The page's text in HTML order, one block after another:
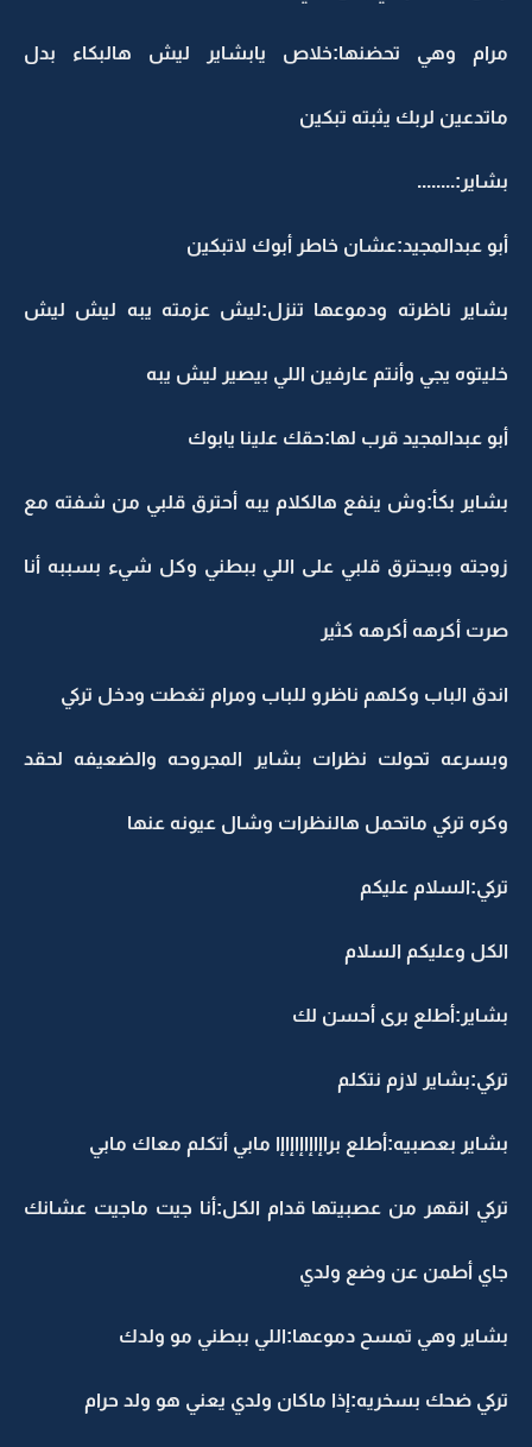
مرام وهي تحضنها:خلاص يابشاير ليش هالبكاء بدل
ماتدعين لربك يثبته تبكين
بشاير:........
أبو عبدالمجيد:عشان خاطر أبوك لاتبكين
بشاير ناظرته ودموعها تنزل:ليش عزمته يبه ليش ليش
خليتوه يجي وأنتم عارفين اللي بيصير ليش يبه
أبو عبدالمجيد قرب لها:حقك علينا يابوك
بشاير بكأ:وش ينفع هالكلام يبه أحترق قلبي من شفته مع
زوجته وبيحترق قلبي على اللي ببطني وكل شيء بسببه أنا
صرت أكرهه أكرهه كثير
اندق الباب وكلهم ناظرو للباب ومرام تغطت ودخل تركي
وبسرعه تحولت نظرات بشاير المجروحه والضعيفه لحقد
وكره تركي ماتحمل هالنظرات وشال عيونه عنها
تركي:السلام عليكم
الكل وعليكم السلام
بشاير:أطلع برى أحسن لك
تركي:بشاير لازم نتكلم
بشاير بعصبيه:أطلع براإاإاإاإاإا مابي أتكلم معاك مابي
تركي انقهر من عصبيتها قدام الكل:أنا جيت ماجيت عشانك
جاي أطمن عن وضع ولدي
بشاير وهي تمسح دموعها:اللي ببطني مو ولدك
تركي ضحك بسخريه:إذا ماكان ولدي يعني هو ولد حرام